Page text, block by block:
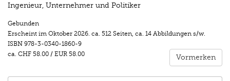
Ingenieur, Unternehmer und Politiker
Gebunden
Erscheint im Oktober 2026 ca. 512 Seiten ca. 14 Abbildungen s/w.
ISBN 978-3-0340-1860-9
ca. CHF 58.00 / EUR 58.00 Vormerken